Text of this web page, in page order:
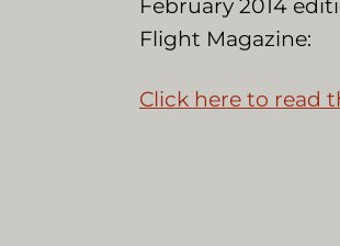
February 2014
Flight Magazine:
Click here to read